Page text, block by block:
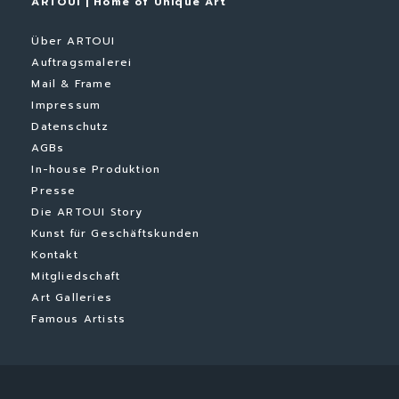
Über ARTOUI
Auftragsmalerei
Mail & Frame
Impressum
Datenschutz
AGBs
In-house Produktion
Presse
Die ARTOUI Story
Kunst für Geschäftskunden
Kontakt
Mitgliedschaft
Art Galleries
Famous Artists